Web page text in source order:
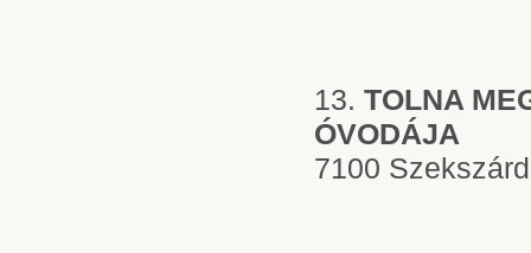
13. TOLNA
ÓVODÁJA
7100